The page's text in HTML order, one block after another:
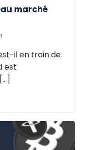
marché
il en train de
est